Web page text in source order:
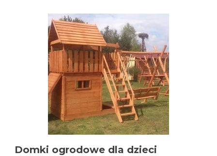
Domki ogrodowe dla dzieci